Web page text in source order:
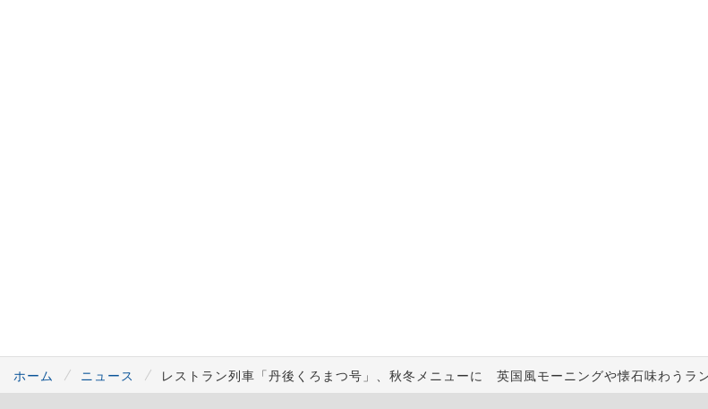
ホーム ニュース レストラン列車「丹後くろまつ号」、秋冬メニューに 英国風モーニングや懐石味わうラ